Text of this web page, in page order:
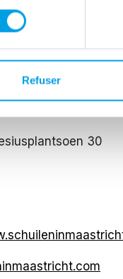
Refuser
uur
uur
30